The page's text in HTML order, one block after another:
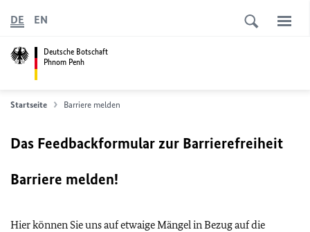
Deutsche Botschaft
Phnom Penh
DE EN
Startseite Barriere melden
Das Feedbackformular zur Barrierefreiheit
Barriere melden!
Hier können Sie uns auf etwaige Mängel in Bezug auf die